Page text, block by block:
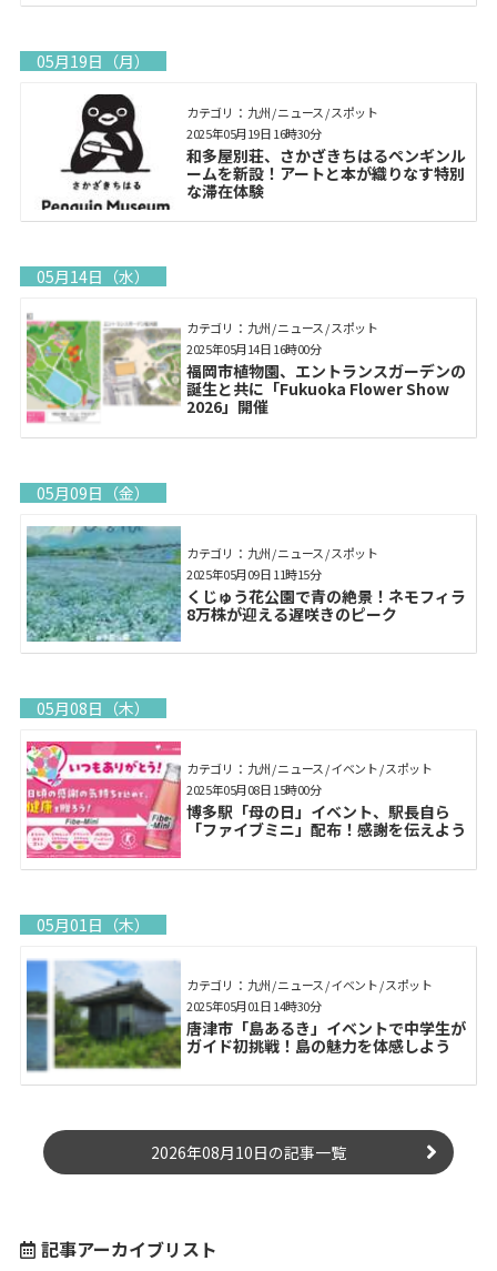
05月19日（月）
カテゴリ： 九州 / ニュース / スポット
和多屋別荘、さかざきちはるペンギンル
ームを新設！アートと本が織りなす特別
な滞在体験
2025年05月19日 16時30分
05月14日（水）
カテゴリ： 九州 / ニュース / スポット
福岡市植物園、エントランスガーデンの
誕生と共に「Fukuoka Flower Show
2026」開催
2025年05月14日 16時00分
05月09日（金）
カテゴリ： 九州 / ニュース / スポット
くじゅう花公園で青の絶景！ネモフィラ
8万株が迎える遅咲きのピーク
2025年05月09日 11時15分
05月08日（木）
カテゴリ： 九州 / ニュース / イベント / スポット
博多駅「母の日」イベント、駅長自ら
「ファイブミニ」配布！感謝を伝えよう
2025年05月08日 15時00分
05月01日（木）
カテゴリ： 九州 / ニュース / イベント / スポット
唐津市「島あるき」イベントで中学生が
ガイド初挑戦！島の魅力を体感しよう
2025年05月01日 14時30分
2026年08月10日の記事一覧
記事アーカイブリスト